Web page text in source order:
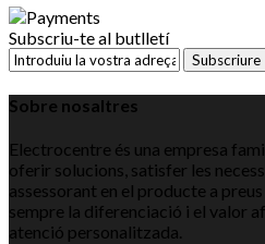
Subscriu-te al butlletí
Subscriure
Sobre nosaltres
Electrocentre és una empresa
oferir solucions, satisfer les
assessorant en el producte a
sempre la diferenciació i el valor
atenció personalitzada.